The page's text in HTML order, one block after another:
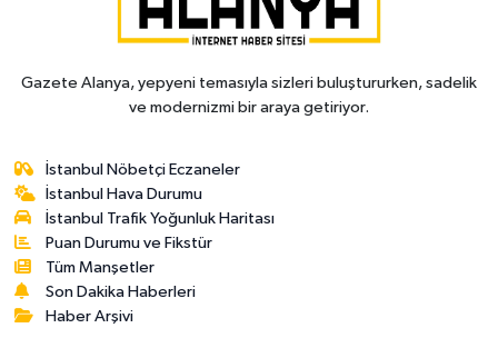
Gazete Alanya, yepyeni temasıyla sizleri buluştururken, sadelik
ve modernizmi bir araya getiriyor.
İstanbul Nöbetçi Eczaneler
İstanbul Hava Durumu
İstanbul Trafik Yoğunluk Haritası
Puan Durumu ve Fikstür
Tüm Manşetler
Son Dakika Haberleri
Haber Arşivi